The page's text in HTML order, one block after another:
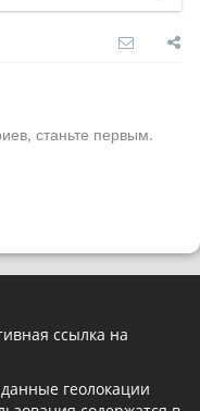
станьте первым.
ссылка на
геолокации